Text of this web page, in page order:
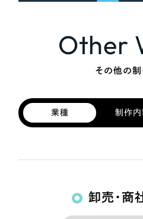
Other
その他の
業種 制作内
卸売・商